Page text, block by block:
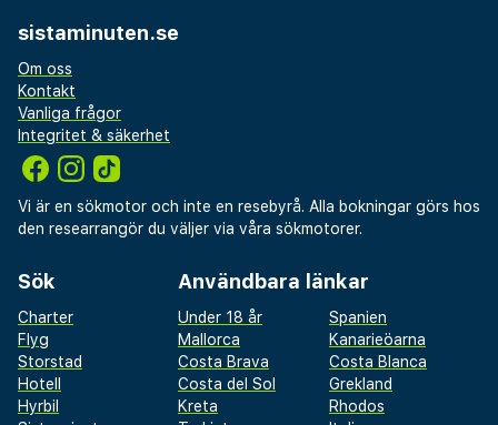
sistaminuten.se
Om oss
Kontakt
Vanliga frågor
Integritet & säkerhet
Vi är en sökmotor och inte en resebyrå. Alla bokningar görs hos
den researrangör du väljer via våra sökmotorer.
Sök
Charter
Flyg
Storstad
Hotell
Hyrbil
Användbara länkar
Under 18 år
Spanien
Mallorca
Kanarieöarna
Costa Brava
Costa Blanca
Costa del Sol
Grekland
Kreta
Rhodos